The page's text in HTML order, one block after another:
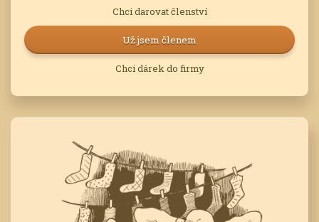
Chci darovat členství
Už jsem členem
Chci dárek do firmy